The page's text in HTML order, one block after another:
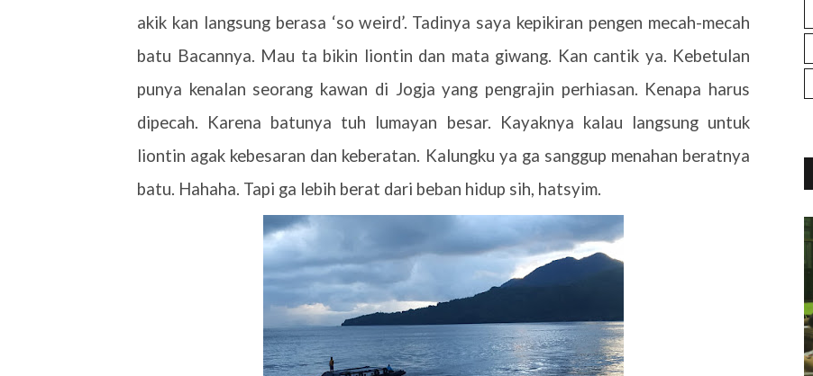
akik kan langsung berasa ‘so weird’. Tadinya saya kepikiran pengen mecah-mecah
batu Bacannya. Mau ta bikin liontin dan mata giwang. Kan cantik ya. Kebetulan
punya kenalan seorang kawan di Jogja yang pengrajin perhiasan. Kenapa harus
dipecah. Karena batunya tuh lumayan besar. Kayaknya kalau langsung untuk
liontin agak kebesaran dan keberatan. Kalungku ya ga sanggup menahan beratnya
batu. Hahaha. Tapi ga lebih berat dari beban hidup sih, hatsyim.